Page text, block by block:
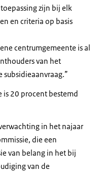
zijn bij elk
en criteria op basis
centrumgemeente is al
van het
subsidieaanvraag.”
is 20 procent bestemd
in het najaar
die een
van belang in het bij
van de